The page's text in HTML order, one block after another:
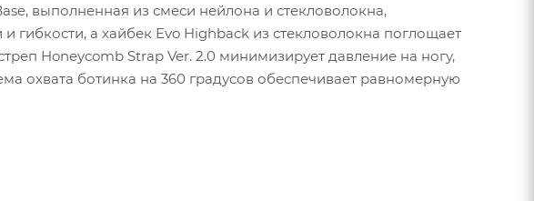
выполненная из смеси нейлона и стекловолокна,
а хайбек Evo Highback из стекловолокна поглощает
Honeycomb Strap Ver. 2.0 минимизирует давление на ногу,
охвата ботинка на 360 градусов обеспечивает равномерную